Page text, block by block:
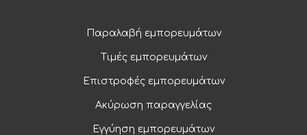
Παραλαβή εμπορευμάτων
Τιμές εμπορευμάτων
Επιστροφές εμπορευμάτων
Ακύρωση παραγγελίας
Εγγύηση εμπορευμάτων